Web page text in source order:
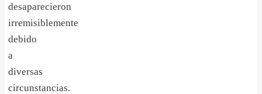
desaparecieron
irremisiblemente
debido
a
diversas
circunstancias.